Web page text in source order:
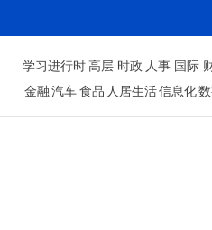
学习进行时高层 时政 人事 国际
金融汽车食品 人居生活信息化